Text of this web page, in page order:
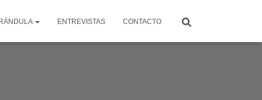
ENTREVISTAS CONTACTO